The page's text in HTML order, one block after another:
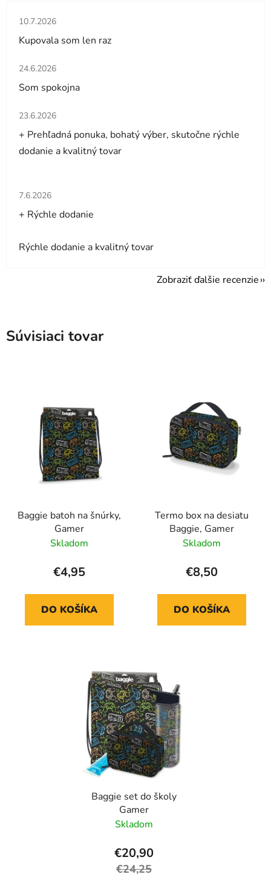
Hodnotenie obchodu je 5 z 5 hviezdičiek.
10.7.2026
Kupovala som len raz
Hodnotenie obchodu je 5 z 5 hviezdičiek.
24.6.2026
Som spokojna
Hodnotenie obchodu je 5 z 5 hviezdičiek.
23.6.2026
+ Prehľadná ponuka, bohatý výber, skutočne rýchle
dodanie a kvalitný tovar
Hodnotenie obchodu je 5 z 5 hviezdičiek.
7.6.2026
+ Rýchle dodanie
Rýchle dodanie a kvalitný tovar
Zobraziť ďalšie recenzie
Súvisiaci tovar
Baggie batoh na šnúrky,
Gamer
Skladom
€4,95
DO KOŠÍKA
Termo box na desiatu
Baggie, Gamer
Skladom
€8,50
DO KOŠÍKA
Baggie set do školy
Gamer
Skladom
€20,90
€24,25